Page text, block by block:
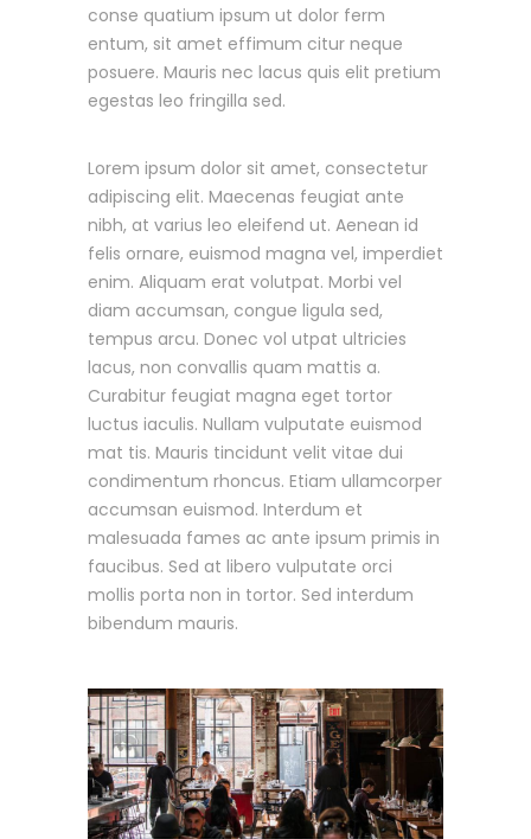
conse quatium ipsum ut dolor ferm
entum, sit amet effimum citur neque
posuere. Mauris nec lacus quis elit pretium
egestas leo fringilla sed.
Lorem ipsum dolor sit amet, consectetur
adipiscing elit. Maecenas feugiat ante
nibh, at varius leo eleifend ut. Aenean id
felis ornare, euismod magna vel, imperdiet
enim. Aliquam erat volutpat. Morbi vel
diam accumsan, congue ligula sed,
tempus arcu. Donec vol utpat ultricies
lacus, non convallis quam mattis a.
Curabitur feugiat magna eget tortor
luctus iaculis. Nullam vulputate euismod
mat tis. Mauris tincidunt velit vitae dui
condimentum rhoncus. Etiam ullamcorper
accumsan euismod. Interdum et
malesuada fames ac ante ipsum primis in
faucibus. Sed at libero vulputate orci
mollis porta non in tortor. Sed interdum
bibendum mauris.